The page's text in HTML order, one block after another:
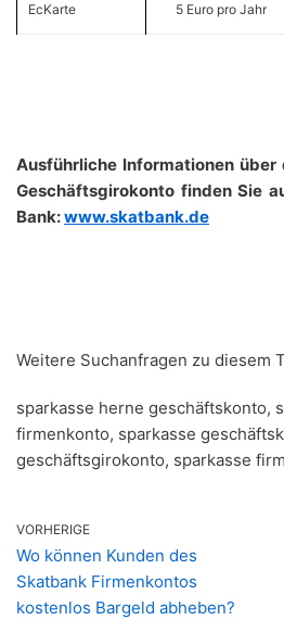
EcKarte 5 Euro pro Jahr
Ausführliche Informationen
Geschäftsgirokonto finden Sie
Bank:www.skatbank.de
Weitere Suchanfragen zu diesem
sparkasse herne geschäftskonto,
firmenkonto, sparkasse
geschäftsgirokonto, sparkasse
VORHERIGE
Wo können Kunden des
Skatbank Firmenkontos
kostenlos Bargeld abheben?